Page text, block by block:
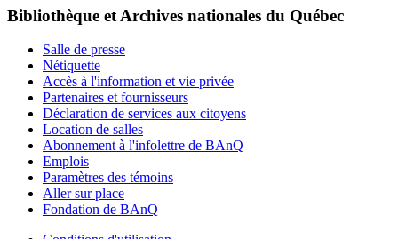
Bibliothèque et Archives nationales du Québec
Salle de presse
Nétiquette
Accès à l'information et vie privée
Partenaires et fournisseurs
Déclaration de services aux citoyens
Location de salles
Abonnement à l'infolettre de BAnQ
Emplois
Paramètres des témoins
Aller sur place
Fondation de BAnQ